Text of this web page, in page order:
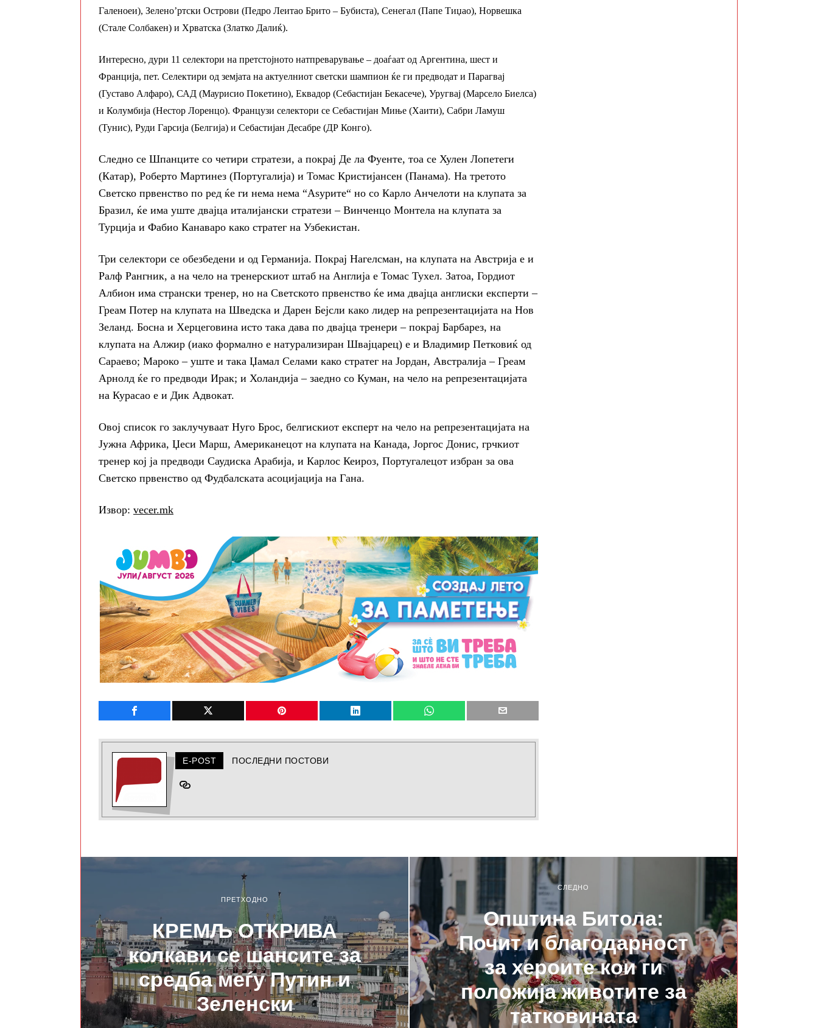
Галеноеи), Зелено’ртски Острови (Педро Леитао Брито – Бубиста), Сенегал (Папе Тиџао), Норвешка
(Стале Солбакен) и Хрватска (Златко Далиќ).
Интересно, дури 11 селектори на претстојното натпреварување – доаѓаат од Аргентина, шест и
Франција, пет. Селектири од земјата на актуелниот светски шампион ќе ги предводат и Парагвај
(Густаво Алфаро), САД (Маурисио Покетино), Еквадор (Себастијан Бекасече), Уругвај (Марсело Биелса)
и Колумбија (Нестор Лоренцо). Французи селектори се Себастијан Миње (Хаити), Сабри Ламуш
(Тунис), Руди Гарсија (Белгија) и Себастијан Десабре (ДР Конго).
Следно се Шпанците со четири стратези, а покрај Де ла Фуенте, тоа се Хулен Лопетеги
(Катар), Роберто Мартинез (Португалија) и Томас Кристијансен (Панама). На третото
Светско првенство по ред ќе ги нема нема “Аѕурите“ но со Карло Анчелоти на клупата за
Бразил, ќе има уште двајца италијански стратези – Винченцо Монтела на клупата за
Турција и Фабио Канаваро како стратег на Узбекистан.
Три селектори се обезбедени и од Германија. Покрај Нагелсман, на клупата на Австрија е и
Ралф Рангник, а на чело на тренерскиот штаб на Англија е Томас Тухел. Затоа, Гордиот
Албион има странски тренер, но на Светското првенство ќе има двајца англиски експерти –
Греам Потер на клупата на Шведска и Дарен Бејсли како лидер на репрезентацијата на Нов
Зеланд. Босна и Херцеговина исто така дава по двајца тренери – покрај Барбарез, на
клупата на Алжир (иако формално е натурализиран Швајцарец) е и Владимир Петковиќ од
Сараево; Мароко – уште и така Џамал Селами како стратег на Јордан, Австралија – Греам
Арнолд ќе го предводи Ирак; и Холандија – заедно со Куман, на чело на репрезентацијата
на Курасао е и Дик Адвокат.
Овој список го заклучуваат Нуго Брос, белгискиот експерт на чело на репрезентацијата на
Јужна Африка, Џеси Марш, Американецот на клупата на Канада, Јоргос Донис, грчкиот
тренер кој ја предводи Саудиска Арабија, и Карлос Кеироз, Португалецот избран за ова
Светско првенство од Фудбалската асоцијација на Гана.
Извор: vecer.mk
E-POST ПОСЛЕДНИ ПОСТОВИ
ПРЕТХОДНО
КРЕМЉ ОТКРИВА
колкави се шансите за
средба меѓу Путин и
Зеленски
СЛЕДНО
Општина Битола:
Почит и благодарност
за хероите кои ги
положија животите за
татковината